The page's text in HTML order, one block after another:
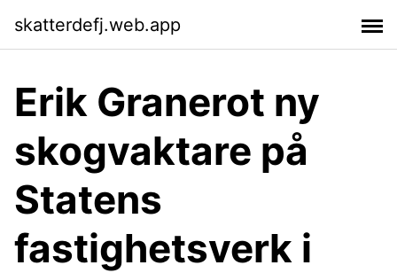
skatterdefj.web.app
Erik Granerot ny
skogvaktare på
Statens
fastighetsverk i